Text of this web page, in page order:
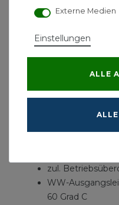
- abnehmbarer
-
- Reinigungsöffnung /
- Zirkulationsanschluss
- Transportlaschen
Technische Daten:
zul.
WW-
60 Grad C
Externe Medien
Einstellungen
ALLE